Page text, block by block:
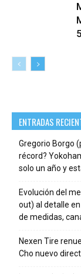
ENTRADAS
Gregorio Borgo
récord?
solo un año y
Evolución del
out) al detalle
de medidas,
Nexen Tire
Cho nuevo